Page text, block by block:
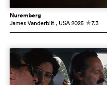
Nuremberg
James Vanderbilt , USA2025 c7.3